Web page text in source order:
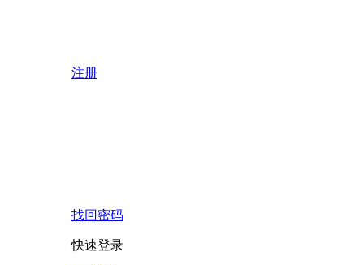
注册
找回密码
快速登录